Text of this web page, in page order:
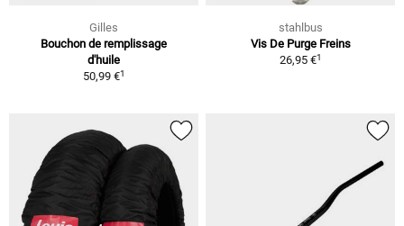
Gilles
Bouchon de remplissage
d'huile
50,99 €1
stahlbus
Vis De Purge Freins
26,95 €1